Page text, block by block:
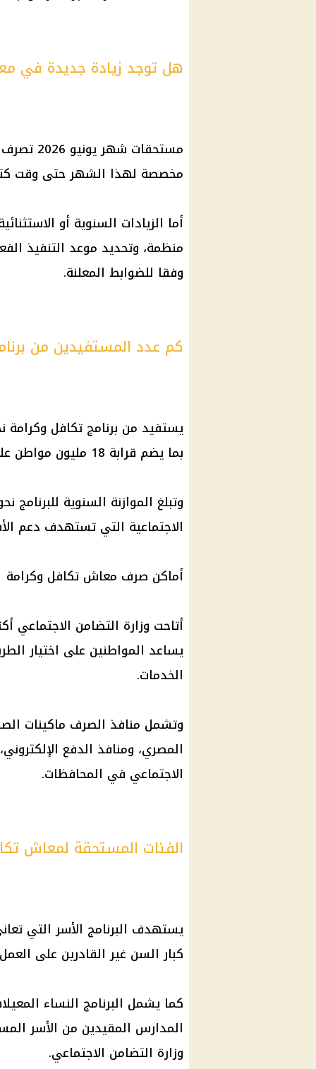
هل توجد زيادة جديدة في
مخصصة لهذا الشهر حتى وقت
أما الزيادات السنوية أو
منظمة، وتحديد موعد التنفيذ
وفقا للضوابط المعلنة.
كم عدد المستفيدين من
بما يضم قرابة 18 مليون مواطن على مستوى الجمهورية.
الاجتماعية التي تستهدف دعم
أماكن صرف معاش تكافل وكرامة
أتاحت وزارة التضامن
يساعد المواطنين على اختيار
الخدمات.
وتشمل منافذ الصرف ماكينات
المصري، ومنافذ الدفع
الاجتماعي في المحافظات.
الفئات المستحقة لمعاش
يستهدف البرنامج الأسر التي
كبار السن غير القادرين على
كما يشمل البرنامج النساء
المدارس المقيدين من الأسر
وزارة التضامن الاجتماعي.